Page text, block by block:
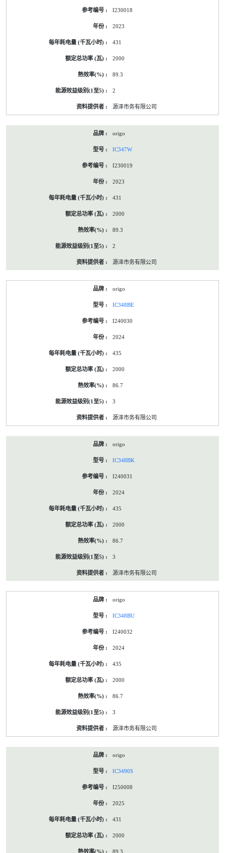
I230018
2023
431
2000
89.3
2
源泽市务有限公司
origo
IC347W
I230019
2023
431
2000
89.3
2
源泽市务有限公司
origo
IC348BE
I240030
2024
435
2000
86.7
3
源泽市务有限公司
origo
IC348BK
I240031
2024
435
2000
86.7
3
源泽市务有限公司
origo
IC348BU
I240032
2024
435
2000
86.7
3
源泽市务有限公司
origo
IC3490S
I250008
2025
431
2000
89.3